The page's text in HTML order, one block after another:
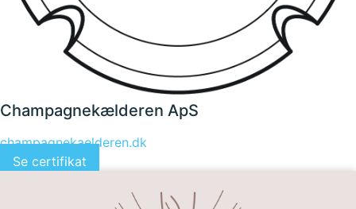
Champagnekælderen ApS
champagnekaelderen.dk
Se certifikat